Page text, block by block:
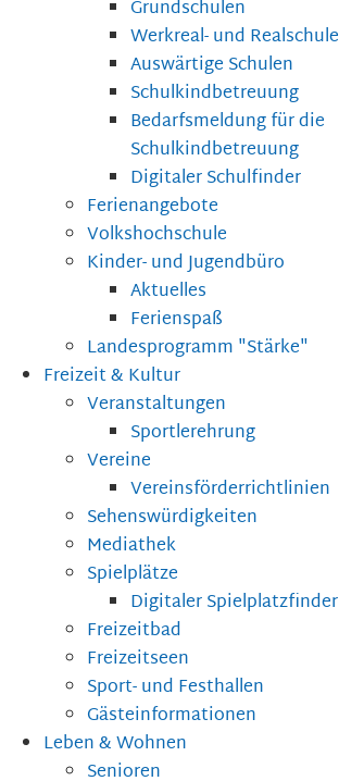
Grundschulen
Werkreal- und Realschule
Auswärtige Schulen
Schulkindbetreuung
Bedarfsmeldung für die
Schulkindbetreuung
Digitaler Schulfinder
Ferienangebote
Volkshochschule
Kinder- und Jugendbüro
Aktuelles
Ferienspaß
Landesprogramm "Stärke"
Freizeit & Kultur
Veranstaltungen
Sportlerehrung
Vereine
Vereinsförderrichtlinien
Sehenswürdigkeiten
Mediathek
Spielplätze
Digitaler Spielplatzfinder
Freizeitbad
Freizeitseen
Sport- und Festhallen
Gästeinformationen
Leben & Wohnen
Senioren